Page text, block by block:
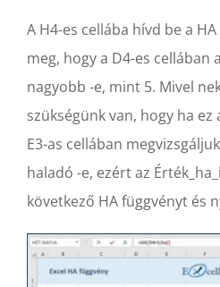
A H4-es cellába hívd be a
meg, hogy a D4-es cellában
nagyobb -e, mint 5. Mivel
szükségünk van, hogy ha
E3-as cellában
haladó -e, ezért az
következő HA függvényt és